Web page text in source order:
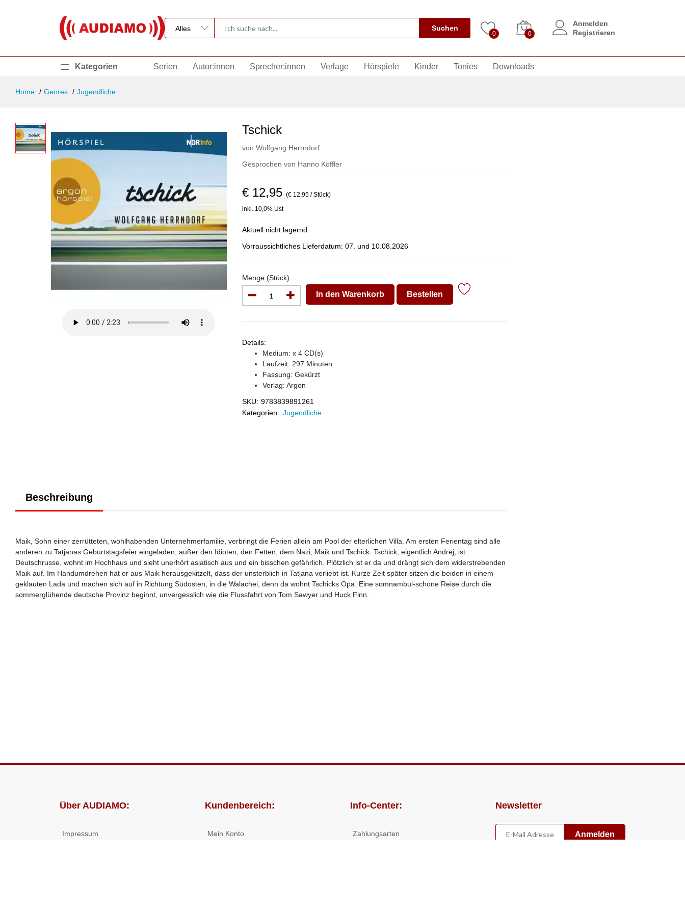
Suchen
0 0
Anmelden
Registrieren
Kategorien Serien Autor:innen Sprecher:innen Verlage Hörspiele Kinder Tonies Downloads
Home Genres Jugendliche
Tschick
von Wolfgang Herrndorf
Gesprochen von Hanno Koffler
€ 12,95 (€ 12,95 / Stück)
inkl. 10,0% Ust
Aktuell nicht lagernd
Vorraussichtliches Lieferdatum: 07. und 10.08.2026
Menge (Stück)
In den Warenkorb Bestellen
Details:
Medium: x 4 CD(s)
Laufzeit: 297 Minuten
Fassung: Gekürzt
Verlag: Argon
SKU: 9783839891261
Kategorien: Jugendliche
Beschreibung
Maik, Sohn einer zerrütteten, wohlhabenden Unternehmerfamilie, verbringt die Ferien allein am Pool der elterlichen Villa. Am ersten Ferientag sind alle
anderen zu Tatjanas Geburtstagsfeier eingeladen, außer den Idioten, den Fetten, dem Nazi, Maik und Tschick. Tschick, eigentlich Andrej, ist
Deutschrusse, wohnt im Hochhaus und sieht unerhört asiatisch aus und ein bisschen gefährlich. Plötzlich ist er da und drängt sich dem widerstrebenden
Maik auf. Im Handumdrehen hat er aus Maik herausgekitzelt, dass der unsterblich in Tatjana verliebt ist. Kurze Zeit später sitzen die beiden in einem
geklauten Lada und machen sich auf in Richtung Südosten, in die Walachei, denn da wohnt Tschicks Opa. Eine somnambul-schöne Reise durch die
sommerglühende deutsche Provinz beginnt, unvergesslich wie die Flussfahrt von Tom Sawyer und Huck Finn.
Über AUDIAMO:
Impressum
Kundenbereich:
Mein Konto
Info-Center:
Zahlungsarten
Newsletter
Anmelden